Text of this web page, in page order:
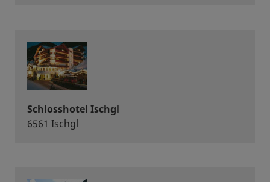
Schlosshotel Ischgl
6561 Ischgl